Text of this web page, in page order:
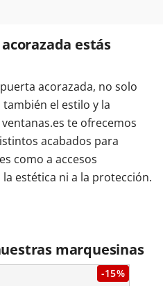
estás
acorazada, no solo
el estilo y la
te ofrecemos
acabados para
como a accesos
estética ni a la protección.
marquesinas
-15%